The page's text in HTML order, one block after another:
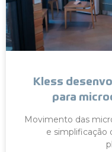
Kless
para
Movimento das
e simplificação